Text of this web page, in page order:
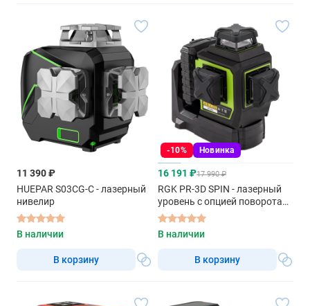
11 390 ₽
HUEPAR S03CG-C - лазерный
нивелир
В наличии
В корзину
-10% Новинка
16 191 ₽17 990 ₽
RGK PR-3D SPIN - лазерный
уровень с опцией поворота
вертикального луча
В наличии
В корзину